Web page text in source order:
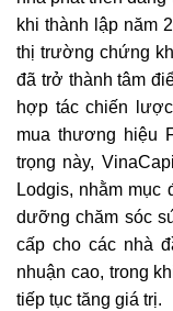
khi thành lập năm
thị trường chứng
đã trở thành tâm
hợp tác chiến
mua thương hiệu
trọng này,
Lodgis, nhằm mục
dưỡng chăm sóc
cấp cho các nhà
nhuận cao, trong
tiếp tục tăng giá trị.